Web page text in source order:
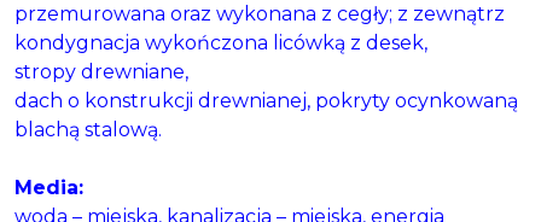
przemurowana oraz wykonana z cegły; z zewnątrz
kondygnacja wykończona licówką z desek,
stropy drewniane,
dach o konstrukcji drewnianej, pokryty ocynkowaną
blachą stalową.
Media:
woda – miejska, kanalizacja – miejska, energia